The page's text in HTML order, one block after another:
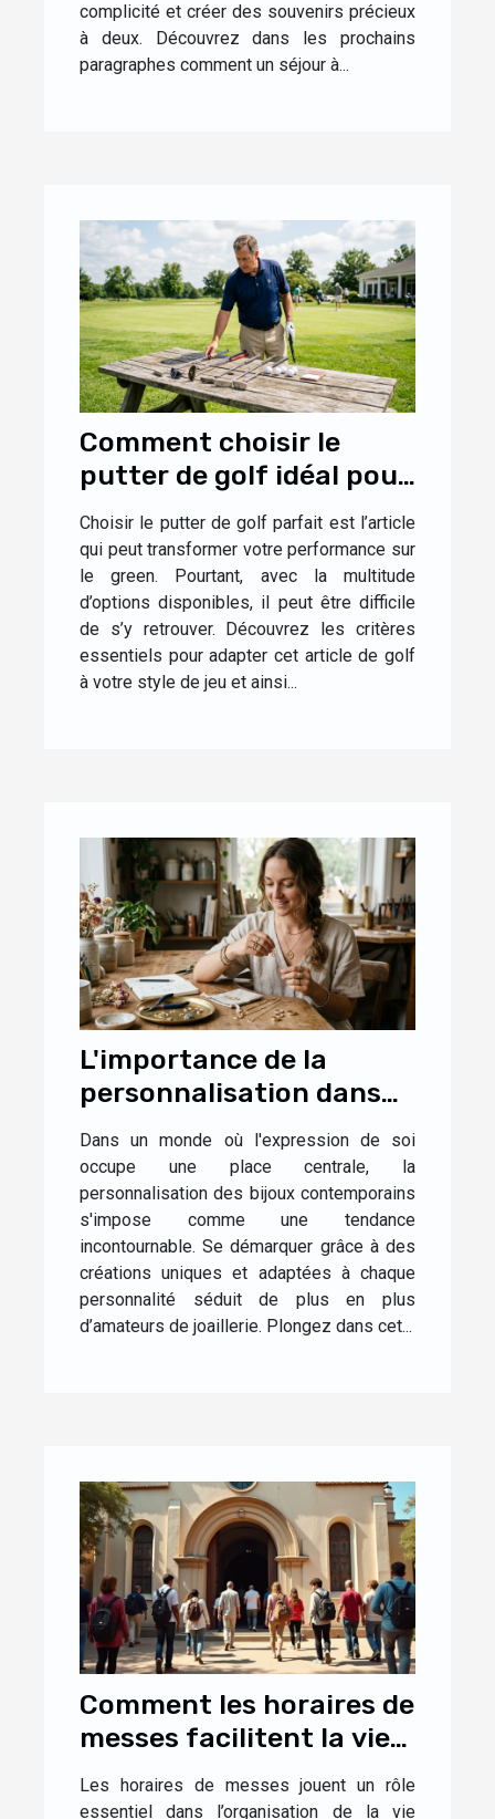
complicité et créer des souvenirs précieux
à deux. Découvrez dans les prochains
paragraphes comment un séjour à...
Comment choisir le
putter de golf idéal pour
votre style de jeu ?
Choisir le putter de golf parfait est l’article
qui peut transformer votre performance sur
le green. Pourtant, avec la multitude
d’options disponibles, il peut être difficile
de s’y retrouver. Découvrez les critères
essentiels pour adapter cet article de golf
à votre style de jeu et ainsi...
L'importance de la
personnalisation dans
les bijoux
contemporains
Dans un monde où l'expression de soi
occupe une place centrale, la
personnalisation des bijoux contemporains
s'impose comme une tendance
incontournable. Se démarquer grâce à des
créations uniques et adaptées à chaque
personnalité séduit de plus en plus
d’amateurs de joaillerie. Plongez dans cet...
Comment les horaires de
messes facilitent la vie
des fidèles ?
Les horaires de messes jouent un rôle
essentiel dans l’organisation de la vie